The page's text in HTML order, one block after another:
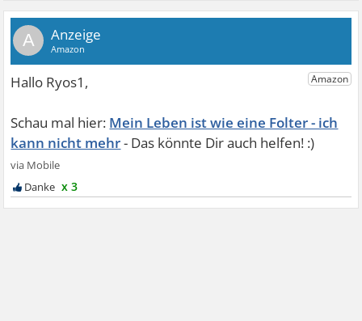
A
Mein Leben ist wie eine Folter - ich
kann nicht mehr
x 3